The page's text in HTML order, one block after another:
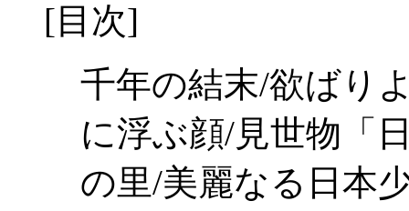
[目次]
千年の結末/欲ばり
に浮ぶ顔/見世物「
の里/美麗なる日本